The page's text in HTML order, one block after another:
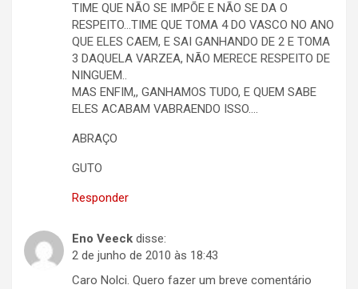
TIME QUE NÃO SE IMPÕE E NÃO SE DA O
RESPEITO…TIME QUE TOMA 4 DO VASCO NO ANO
QUE ELES CAEM, E SAI GANHANDO DE 2 E TOMA
3 DAQUELA VARZEA, NÃO MERECE RESPEITO DE
NINGUEM..
MAS ENFIM,, GANHAMOS TUDO, E QUEM SABE
ELES ACABAM VABRAENDO ISSO….
ABRAÇO
GUTO
Responder
Eno Veeck disse:
2 de junho de 2010 às 18:43
Caro Nolci. Quero fazer um breve comentário